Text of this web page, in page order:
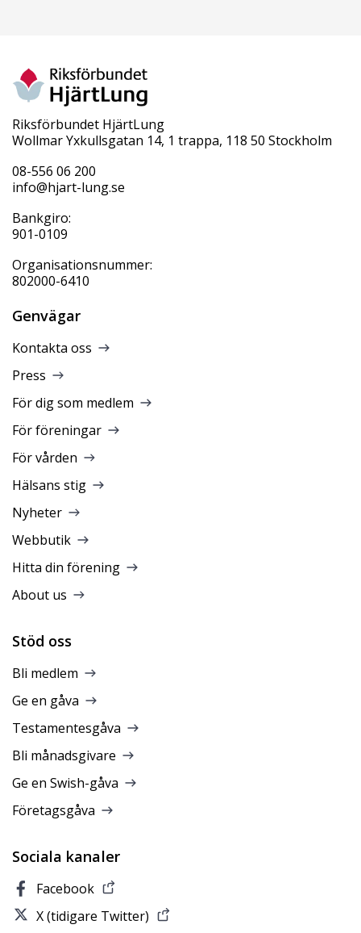
Riksförbundet HjärtLung
Wollmar Yxkullsgatan 14, 1 trappa, 118 50 Stockholm
08-556 06 200
info@hjart-lung.se
Bankgiro:
901-0109
Organisationsnummer:
802000-6410
Genvägar
Kontakta oss
Press
För dig som medlem
För föreningar
För vården
Hälsans stig
Nyheter
Webbutik
Hitta din förening
About us
Stöd oss
Bli medlem
Ge en gåva
Testamentesgåva
Bli månadsgivare
Ge en Swish-gåva
Företagsgåva
Sociala kanaler
Facebook
X (tidigare Twitter)